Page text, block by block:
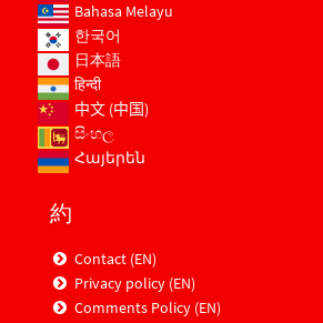
Bahasa Melayu
한국어
日本語
हिन्दी
中文 (中国)
සිංහල
Հայերեն
約
Contact (EN)
Privacy policy (EN)
Comments Policy (EN)